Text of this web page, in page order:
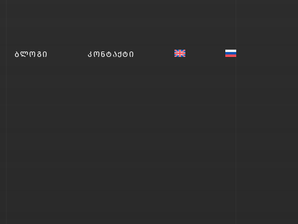
ᲑᲚᲝᲒᲘ ᲙᲝᲜᲢᲐᲥᲢᲘ